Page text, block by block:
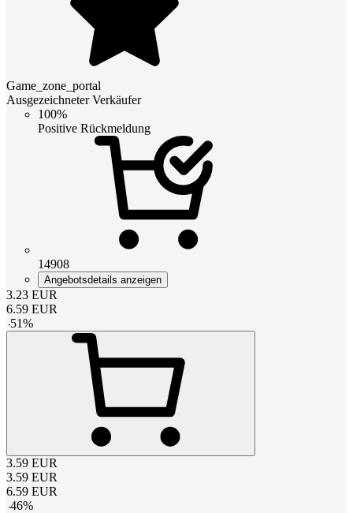
Game_zone_portal
Ausgezeichneter Verkäufer
100%
Positive Rückmeldung
14908
Angebotsdetails anzeigen
3.23 EUR
6.59 EUR
-51%
3.59 EUR
3.59 EUR
6.59 EUR
-46%